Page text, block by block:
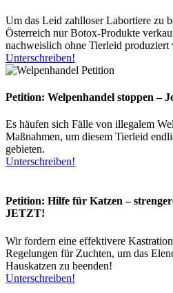
Um das Leid zahlloser Labortiere zu
Österreich nur Botox-Produkte
nachweislich ohne Tierleid produziert
Unterschreiben!
Petition: Welpenhandel stoppen –
Es häufen sich Fälle von illegalem
Maßnahmen, um diesem Tierleid
gebieten.
Unterschreiben!
Petition: Hilfe für Katzen –
JETZT!
Wir fordern eine effektivere
Regelungen für Zuchten, um das
Hauskatzen zu beenden!
Unterschreiben!